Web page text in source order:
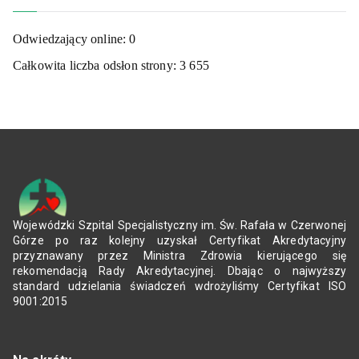
Odwiedzający online:0
Całkowita liczba odsłon strony:3 655
Wojewódzki Szpital Specjalistyczny im. Św. Rafała w Czerwonej
Górze po raz kolejny uzyskał Certyfikat Akredytacyjny
przyznawany przez Ministra Zdrowia kierującego się
rekomendacją Rady Akredytacyjnej. Dbając o najwyższy
standard udzielania świadczeń wdrożyliśmy Certyfikat ISO
9001:2015